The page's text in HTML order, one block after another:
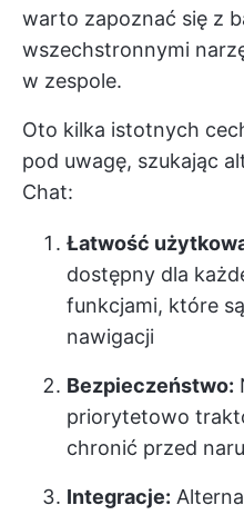
warto zapoznać się z
wszechstronnymi
w zespole.
Oto kilka istotnych
pod uwagę, szukając
Chat:
Łatwość
dostępny dla
funkcjami, które
nawigacji
Bezpieczeństwo:
priorytetowo
chronić przed
Integracje: